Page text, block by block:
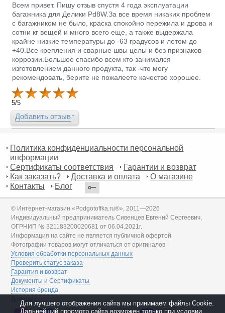
Всем привет. Пишу отзыв спустя 4 года эксплуатации
багажника для Делики Pd8W.За все время никаких проблем
с багажником не было, краска спокойно пережила и дрова и
сотни кг вещей и много всего еще, а также выдержала
крайне низкие температуры до -63 градусов и летом до
+40.Все крепления и сварные швы целы и без признаков
коррозии.Большое спасибо всем кто занимался
изготовлением данного продукта, так -что могу
рекомендовать, берите не пожалеете качество хорошее.
5/5
Добавить отзыв
Политика конфиденциальности персональной
информации
Сертификаты соответствия
Гарантии и возврат
Как заказать?
Доставка и оплата
О магазине
Контакты
Блог
© Интернет-магазин «Podgotoffka.ru®», 2011—2026
Индивидуальный предприниматель Сивенцев Евгений Сергеевич,
ОГРНИП № 321183200020681 от 06.04.2021г.
Информация на сайте не является публичной офертой
Фотографии товаров могут отличаться от оригиналов
Условия обработки персональных данных
Проверить статус заказа
Гарантия и возврат
Документы и Сертификаты
История бренда
Дилеры
Для лучшего отображения сайта мы принимаем файлы Cookie.
Дальнейший просмотр сайта возможен только при условии